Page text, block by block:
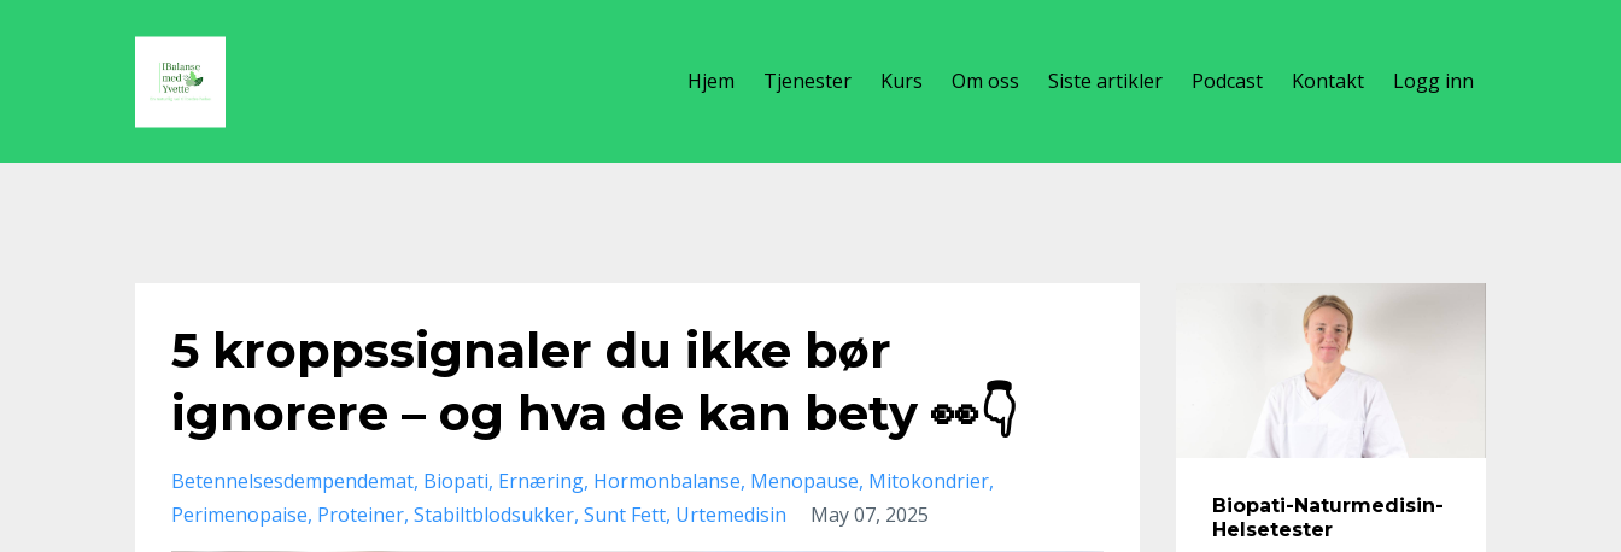
Hjem Tjenester Kurs Om oss Siste artikler Podcast Kontakt Logg inn
5 kroppssignaler du ikke bør
ignorere – og hva de kan bety 👀👇
Betennelsesdempendemat Biopati Ernæring Hormonbalanse Menopause Mitokondrier
Perimenopaise Proteiner Stabiltblodsukker Sunt Fett Urtemedisin May 07, 2025
Biopati-Naturmedisin-
Helsetester